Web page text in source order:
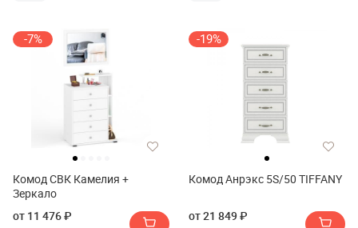
-7%
Комод СВК Камелия +
Зеркало
от 11 476 ₽
-19%
Комод Анрэкс 5S/50 TIFFANY
от 21 849 ₽